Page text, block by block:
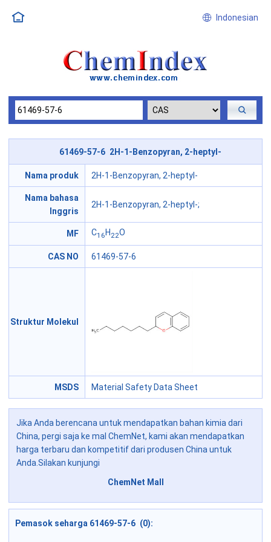
Indonesian
61469-57-6 2H-1-Benzopyran, 2-heptyl-
Nama produk 2H-1-Benzopyran, 2-heptyl-
Nama bahasa
Inggris
2H-1-Benzopyran, 2-heptyl-;
MF C16 H 22O
CAS NO 61469-57-6
Struktur Molekul
MSDS Material Safety Data Sheet
Jika Anda berencana untuk mendapatkan bahan kimia dari
China, pergi saja ke mal ChemNet, kami akan mendapatkan
harga terbaru dan kompetitif dari produsen China untuk
Anda.Silakan kunjungi
ChemNet Mall
Pemasok seharga 61469-57-6 (0):